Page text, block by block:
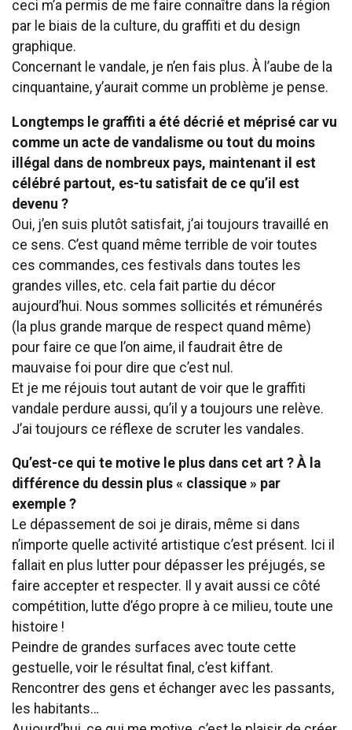
ceci m’a permis de me faire connaître dans la région
par le biais de la culture, du graffiti et du design
graphique.
Concernant le vandale, je n’en fais plus. À l’aube de la
cinquantaine, y’aurait comme un problème je pense.
Longtemps le graffiti a été décrié et méprisé car vu
comme un acte de vandalisme ou tout du moins
illégal dans de nombreux pays, maintenant il est
célébré partout, es-tu satisfait de ce qu’il est
devenu ?
Oui, j’en suis plutôt satisfait, j’ai toujours travaillé en
ce sens. C’est quand même terrible de voir toutes
ces commandes, ces festivals dans toutes les
grandes villes, etc. cela fait partie du décor
aujourd’hui. Nous sommes sollicités et rémunérés
(la plus grande marque de respect quand même)
pour faire ce que l’on aime, il faudrait être de
mauvaise foi pour dire que c’est nul.
Et je me réjouis tout autant de voir que le graffiti
vandale perdure aussi, qu’il y a toujours une relève.
J’ai toujours ce réflexe de scruter les vandales.
Qu’est-ce qui te motive le plus dans cet art ? À la
différence du dessin plus « classique » par
exemple ?
Le dépassement de soi je dirais, même si dans
n’importe quelle activité artistique c’est présent. Ici il
fallait en plus lutter pour dépasser les préjugés, se
faire accepter et respecter. Il y avait aussi ce côté
compétition, lutte d’égo propre à ce milieu, toute une
histoire !
Peindre de grandes surfaces avec toute cette
gestuelle, voir le résultat final, c’est kiffant.
Rencontrer des gens et échanger avec les passants,
les habitants…